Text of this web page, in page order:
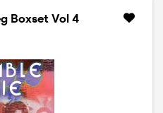
Boxset Vol 4